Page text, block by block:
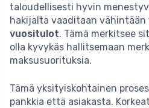
taloudellisesti hyvin
hakijalta vaaditaan vähintään
vuositulot. Tämä merkitsee
olla kyvykäs hallitsemaan
maksusuorituksia.
Tämä yksityiskohtainen
pankkia että asiakasta.